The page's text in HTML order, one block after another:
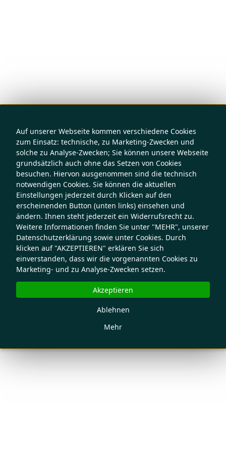
Auf unserer Webseite kommen verschiedene Cookies
zum Einsatz: technische, zu Marketing-Zwecken und
solche zu Analyse-Zwecken; Sie können unsere Webseite
grundsätzlich auch ohne das Setzen von Cookies
besuchen. Hiervon ausgenommen sind die technisch
notwendigen Cookies. Sie können die aktuellen
Einstellungen jederzeit durch Klicken auf den
erscheinenden Button (unten links) einsehen und
ändern. Ihnen steht jederzeit ein Widerrufsrecht zu.
Weitere Informationen finden Sie unter "MEHR", unserer
Datenschutzerklärung sowie unter Cookies. Durch
klicken auf "AKZEPTIEREN" erklären Sie sich
einverstanden, dass wir die vorgenannten Cookies zu
Marketing- und zu Analyse-Zwecken setzen.
Mehr
Ablehnen
Akzeptieren